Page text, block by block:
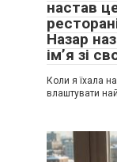
настав
Назар
ім’я зі
Коли я їхала
влаштувати